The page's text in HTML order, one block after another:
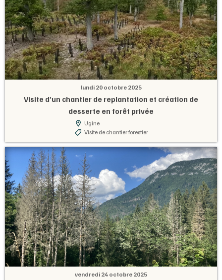
lundi 20 octobre 2025
Visite d’un chantier de replantation et création de
desserte en forêt privée
Ugine
Visite de chantier forestier
vendredi 24 octobre 2025